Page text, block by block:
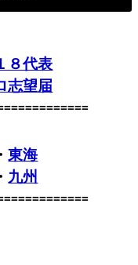
８代表
志望届
・東海
・ 九州